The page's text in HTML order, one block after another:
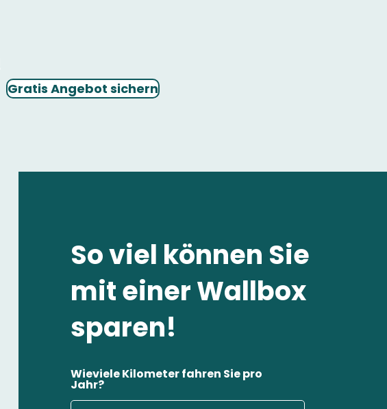
Gratis Angebot sichern
So viel können Sie
mit einer Wallbox
sparen!
Wieviele Kilometer fahren Sie pro
Jahr?